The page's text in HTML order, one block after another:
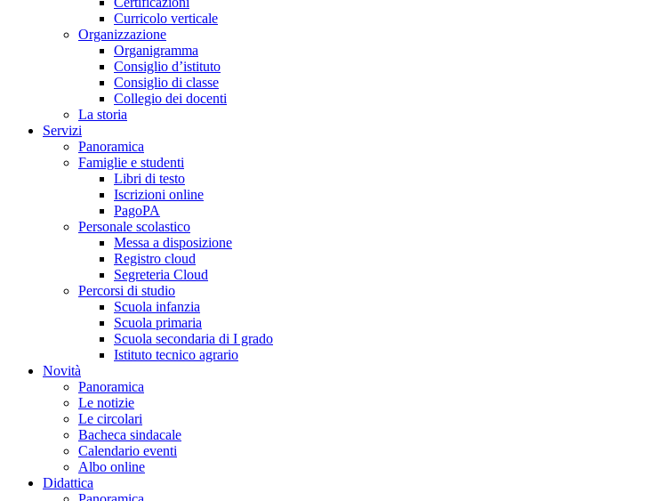
Curricolo verticale
Organizzazione
Organigramma
Consiglio d’istituto
Consiglio di classe
Collegio dei docenti
La storia
Servizi
Panoramica
Famiglie e studenti
Libri di testo
Iscrizioni online
PagoPA
Personale scolastico
Messa a disposizione
Registro cloud
Segreteria Cloud
Percorsi di studio
Scuola infanzia
Scuola primaria
Scuola secondaria di I grado
Istituto tecnico agrario
Novità
Panoramica
Le notizie
Le circolari
Bacheca sindacale
Calendario eventi
Albo online
Didattica